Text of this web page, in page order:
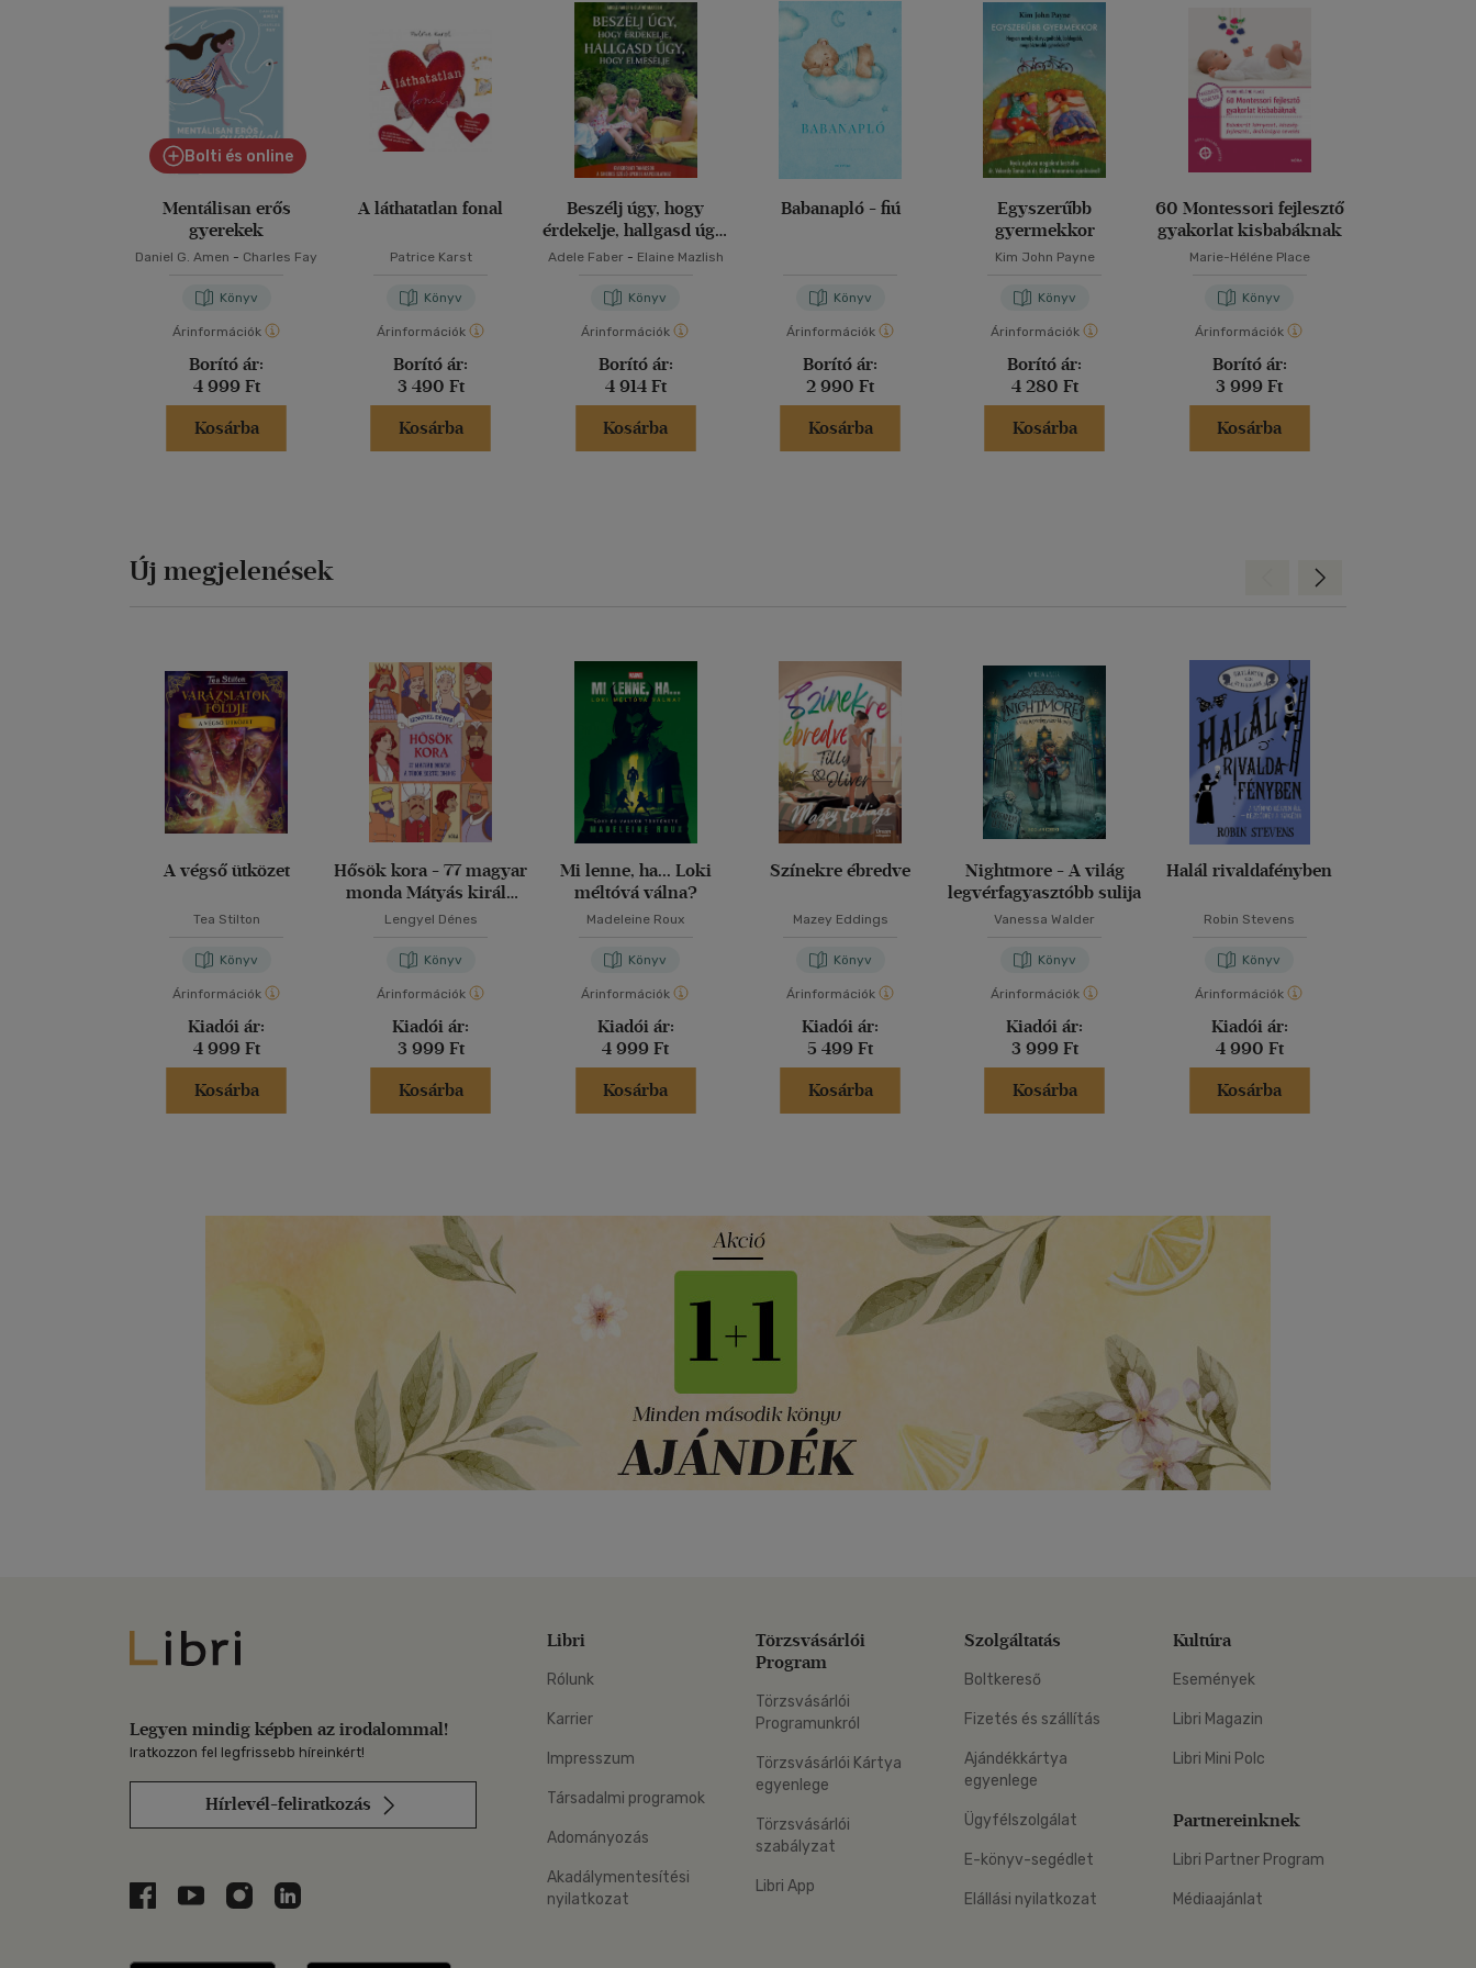
Bolti és online
Mentálisan erős
gyerekek
Daniel G. Amen - Charles Fay
Könyv
Árinformációk
Borító ár:
4 999 Ft
Kosárba
A láthatatlan fonal
Patrice Karst
Könyv
Árinformációk
Borító ár:
3 490 Ft
Kosárba
Beszélj úgy, hogy
érdekelje, hallgasd úgy,
hogy elmesélje
Adele Faber - Elaine Mazlish
Könyv
Árinformációk
Borító ár:
4 914 Ft
Kosárba
Babanapló - fiú
Könyv
Árinformációk
Borító ár:
2 990 Ft
Kosárba
Egyszerűbb
gyermekkor
Kim John Payne
Könyv
Árinformációk
Borító ár:
4 280 Ft
Kosárba
60 Montessori fejlesztő
gyakorlat kisbabáknak
Marie-Héléne Place
Könyv
Árinformációk
Borító ár:
3 999 Ft
Kosárba
Új megjelenések
A végső ütközet
Tea Stilton
Könyv
Árinformációk
Kiadói ár:
4 999 Ft
Kosárba
Hősök kora - 77 magyar
monda Mátyás király
korától 1848-ig
Lengyel Dénes
Könyv
Árinformációk
Kiadói ár:
3 999 Ft
Kosárba
Mi lenne, ha... Loki
méltóvá válna?
Madeleine Roux
Könyv
Árinformációk
Kiadói ár:
4 999 Ft
Kosárba
Színekre ébredve
Mazey Eddings
Könyv
Árinformációk
Kiadói ár:
5 499 Ft
Kosárba
Nightmore - A világ
legvérfagyasztóbb sulija
Vanessa Walder
Könyv
Árinformációk
Kiadói ár:
3 999 Ft
Kosárba
Halál rivaldafényben
Robin Stevens
Könyv
Árinformációk
Kiadói ár:
4 990 Ft
Kosárba
Előre
Libri
Legyen mindig képben az irodalommal!
Iratkozzon fel legfrissebb híreinkért!
Hírlevél-feliratkozás
Libri a Facebookon
Libri a Youtube-on
Libri az Instagramon
Libri a LinkedInen
Libri
Rólunk
Karrier
Impresszum
Társadalmi programok
Adományozás
Akadálymentesítési
nyilatkozat
Törzsvásárlói
Program
Törzsvásárlói
Programunkról
Törzsvásárlói Kártya
egyenlege
Törzsvásárlói
szabályzat
Libri App
Szolgáltatás
Boltkereső
Fizetés és szállítás
Ajándékkártya
egyenlege
Ügyfélszolgálat
E-könyv-segédlet
Elállási nyilatkozat
Kultúra
Események
Libri Magazin
Libri Mini Polc
Partnereinknek
Libri Partner Program
Médiaajánlat